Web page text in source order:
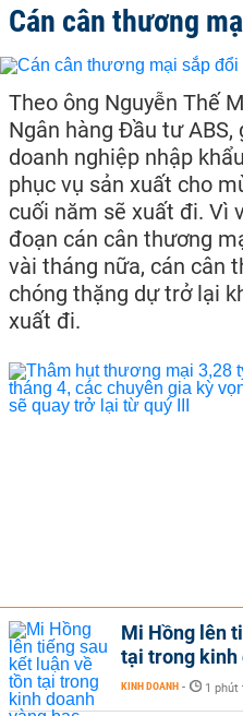
Cán cân thương
Theo ông Nguyễn Thế
Ngân hàng Đầu tư
doanh nghiệp nhập
phục vụ sản xuất cho
cuối năm sẽ xuất đi. Vì
đoạn cán cân thương
vài tháng nữa, cán cân
chóng thặng dự trở lại
xuất đi.
Mi Hồng lên
tại trong kinh
KINH DOANH - 1 phút